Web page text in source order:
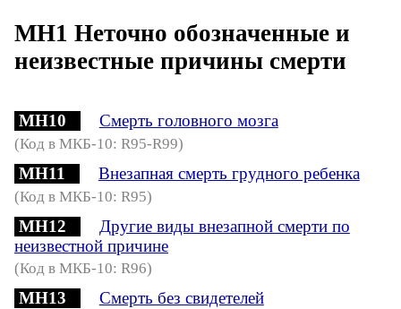
MH1 Неточно обозначенные и
неизвестные причины смерти
MH10 Смерть головного мозга
(Код в МКБ-10: R95-R99)
MH11 Внезапная смерть грудного ребенка
(Код в МКБ-10: R95)
MH12
Другие виды внезапной смерти по
неизвестной причине
(Код в МКБ-10: R96)
MH13 Смерть без свидетелей